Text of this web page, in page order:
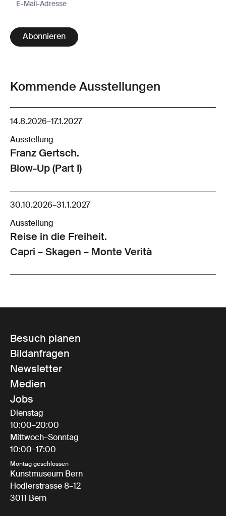
Abonnieren
Kommende Ausstellungen
14.8.2026–17.1.2027
Ausstellung
Franz Gertsch.
Blow-Up (Part I)
30.10.2026–31.1.2027
Ausstellung
Reise in die Freiheit.
Capri – Skagen – Monte Verità
Besuch planen
Bildanfragen
Newsletter
Medien
Jobs
Dienstag
10:00–20:00
Mittwoch–Sonntag
10:00–17:00
Montag geschlossen
Kunstmuseum Bern
Hodlerstrasse 8–12
3011 Bern